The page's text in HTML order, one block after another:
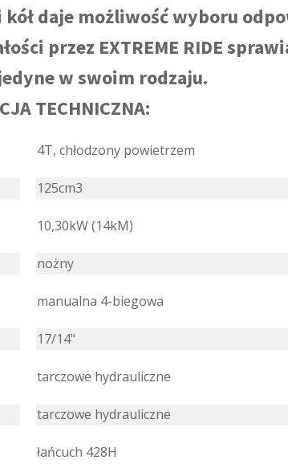
daje możliwość wyboru
przez EXTREME RIDE
w swoim rodzaju.
TECHNICZNA:
4T, chłodzony powietrzem
125cm3
10,30kW (14kM)
nożny
manualna 4-biegowa
17/14"
tarczowe hydrauliczne
tarczowe hydrauliczne
łańcuch 428H